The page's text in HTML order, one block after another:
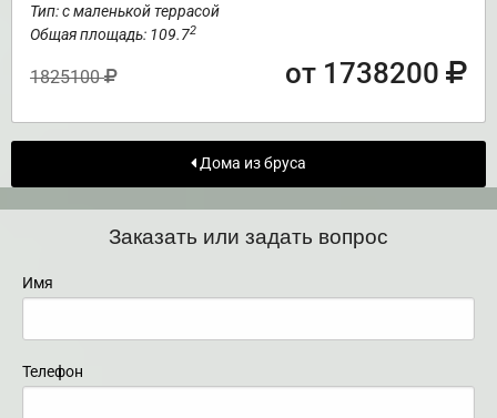
Тип: с маленькой террасой
Общая площадь: 109.72
1825100 от 1738200
Дома из бруса
Заказать или задать вопрос
Имя
Телефон